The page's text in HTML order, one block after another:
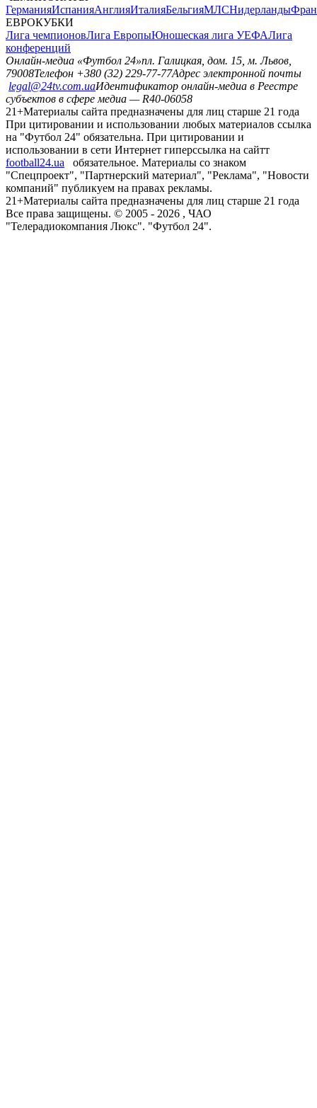
ГерманияИспанияАнглияИталияБельгияМЛСНидерланды
ЕВРОКУБКИ
Лига чемпионовЛига ЕвропыЮношеская лига УЕФАЛига
конференций
Онлайн-медиа «Футбол 24»пл. Галицкая, дом. 15, м. Львов,
79008Телефон +380 (32) 229-77-77Адрес электронной почты
legal@24tv.com.uaИдентификатор онлайн-медиа в Реестре
субъектов в сфере медиа — R40-06058
21+Материалы сайта предназначены для лиц старше 21 года
При цитировании и использовании любых материалов ссылка
на "Футбол 24" обязательна. При цитировании и
использовании в сети Интернет гиперссылка на сайтт
football24.ua
обязательное. Материалы со знаком
"Спецпроект", "Партнерский материал", "Реклама", "Новости
компаний" публикуем на правах рекламы.
21+Материалы сайта предназначены для лиц старше 21 года
Все права защищены. © 2005 - 2026 , ЧАО
"Телерадиокомпания Люкс". "Футбол 24".